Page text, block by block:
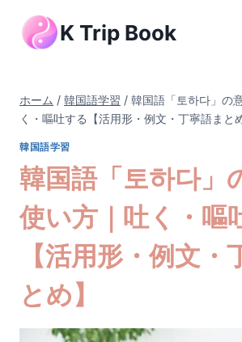
K Trip Book
ホーム / 韓国語学習 / 韓国語「토하다」の
く・嘔吐する【活用形・例文・丁寧語まとめ
韓国語学習
韓国語「토하다」
使い方｜吐く・嘔
【活用形・例文・
とめ】